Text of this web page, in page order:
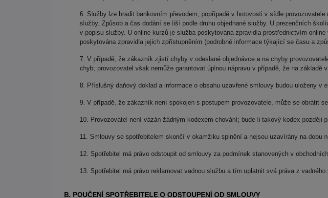
Služby lze hradit bankovním převodem, popřípadě v hotovosti v sídle
služby. Způsob a čas dodání se liší podle druhu objednané služby. U prezenčních
v popisu služby. U online kurzů je služba poskytována zpravidla prostřednictvím
poskytována zpravidla jejich zpřístupněním (podrobné informace týkající se času a
V případě, že zákazník zjistí chyby v odeslané objednávce a na chyby
chyb; provozovatel však nemůže garantovat úplnou nápravu v případě, že na
Příslušný daňový doklad a informace o obsahu uzavřené smlouvy budou uloženy
V případě, že zákazník není spokojen s postupem provozovatele, může se obrátit
Provozovatel není vázán žádným kodexem chování; bude-li takový kodex později
Smlouvy se spotřebitelem skončí v okamžiku splnění a nejsou uzavírány na dobu
Spotřebitel má právo odstoupit od smlouvy za podmínek stanovených v
Spotřebitel má právo reklamovat vadnou službu a tím uplatnit svá práva z
B. POUČENÍ SPOTŘEBITELE O ODSTOUPENÍ OD SMLOUVY